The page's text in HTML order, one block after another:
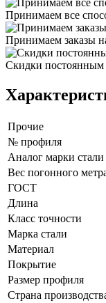
Принимаем все
Принимаем заказы
Скидки постоянным
Прочие
№ профиля
Аналог марки стали
Вес погонного
ГОСТ
Длина
Класс точности
Марка стали
Материал
Покрытие
Размер профиля
Страна